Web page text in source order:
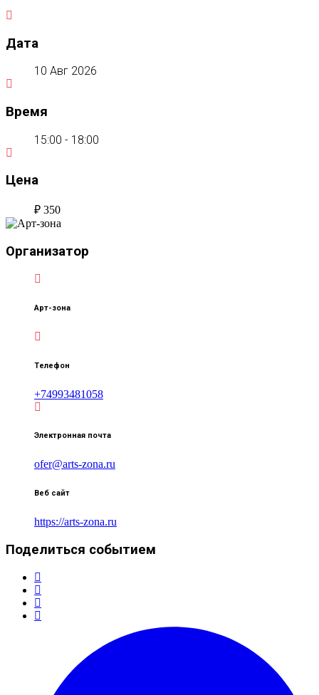
Дата
10 Авг 2026
Время
15:00 - 18:00
Цена
₽ 350
Организатор
Арт-зона
Телефон
+74993481058
Электронная почта
ofer@arts-zona.ru
Веб сайт
https://arts-zona.ru
Поделиться событием